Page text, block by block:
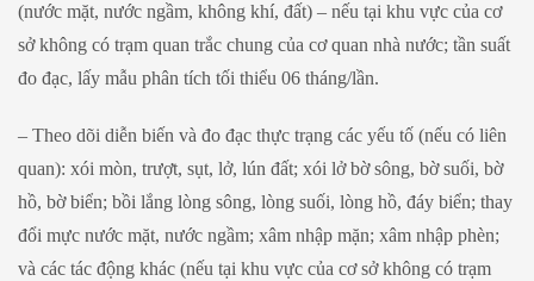
(nước mặt, nước ngầm, không khí, đất) – nếu tại khu vực của cơ
sở không có trạm quan trắc chung của cơ quan nhà nước; tần suất
đo đạc, lấy mẫu phân tích tối thiểu 06 tháng/lần.
– Theo dõi diễn biến và đo đạc thực trạng các yếu tố (nếu có liên
quan): xói mòn, trượt, sụt, lở, lún đất; xói lở bờ sông, bờ suối, bờ
hồ, bờ biển; bồi lắng lòng sông, lòng suối, lòng hồ, đáy biển; thay
đổi mực nước mặt, nước ngầm; xâm nhập mặn; xâm nhập phèn;
và các tác động khác (nếu tại khu vực của cơ sở không có trạm